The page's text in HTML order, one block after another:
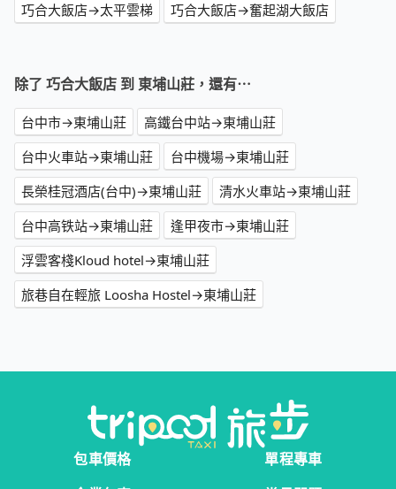
巧合大飯店→太平雲梯
巧合大飯店→奮起湖大飯店
除了 巧合大飯店 到 東埔山莊，還有⋯
台中市→東埔山莊
高鐵台中站→東埔山莊
台中火車站→東埔山莊
台中機場→東埔山莊
長榮桂冠酒店(台中)→東埔山莊
清水火車站→東埔山莊
台中高铁站→東埔山莊
逢甲夜市→東埔山莊
浮雲客棧Kloud hotel→東埔山莊
旅巷自在輕旅 Loosha Hostel→東埔山莊
包車價格
單程專車